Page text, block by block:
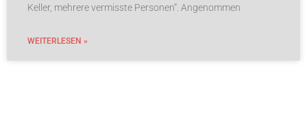
Keller, mehrere vermisste Personen“. Angenommen
WEITERLESEN »